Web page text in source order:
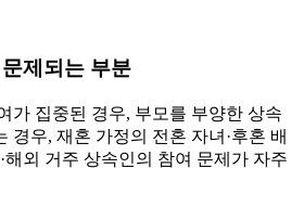
제되는 부분
가 집중된 경우, 부모를 부양한 상속
경우, 재혼 가정의 전혼 자녀·후혼 배
해외 거주 상속인의 참여 문제가 자주